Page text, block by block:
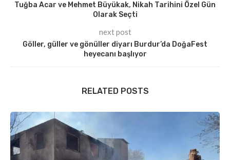
Tuğba Acar ve Mehmet Büyükak, Nikah Tarihini Özel Gün
Olarak Seçti
next post
Göller, güller ve gönüller diyarı Burdur’da DoğaFest
heyecanı başlıyor
RELATED POSTS